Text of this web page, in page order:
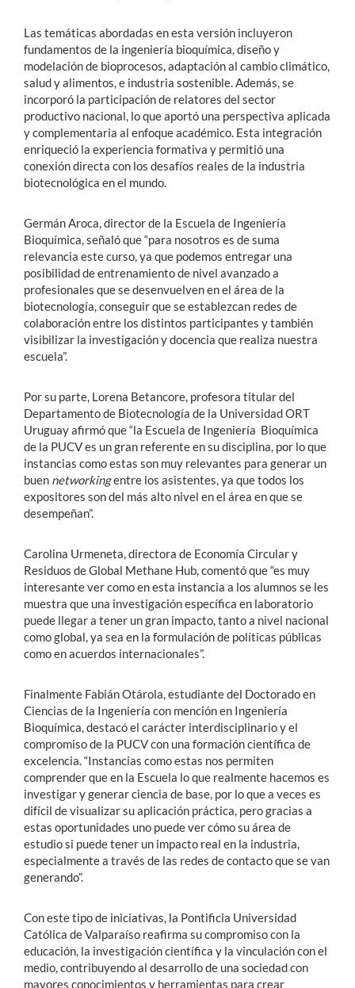
Las temáticas abordadas en esta versión incluyeron
fundamentos de la ingeniería bioquímica, diseño y
modelación de bioprocesos, adaptación al cambio climático,
salud y alimentos, e industria sostenible. Además, se
incorporó la participación de relatores del sector
productivo nacional, lo que aportó una perspectiva aplicada
y complementaria al enfoque académico. Esta integración
enriqueció la experiencia formativa y permitió una
conexión directa con los desafíos reales de la industria
biotecnológica en el mundo.
Germán Aroca, director de la Escuela de Ingeniería
Bioquímica, señaló que “para nosotros es de suma
relevancia este curso, ya que podemos entregar una
posibilidad de entrenamiento de nivel avanzado a
profesionales que se desenvuelven en el área de la
biotecnología, conseguir que se establezcan redes de
colaboración entre los distintos participantes y también
visibilizar la investigación y docencia que realiza nuestra
escuela”.
Por su parte, Lorena Betancore, profesora titular del
Departamento de Biotecnología de la Universidad ORT
Uruguay afirmó que “la Escuela de Ingeniería Bioquímica
de la PUCV es un gran referente en su disciplina, por lo que
instancias como estas son muy relevantes para generar un
buen networkingentre los asistentes, ya que todos los
expositores son del más alto nivel en el área en que se
desempeñan”.
Carolina Urmeneta, directora de Economía Circular y
Residuos de Global Methane Hub, comentó que “es muy
interesante ver como en esta instancia a los alumnos se les
muestra que una investigación específica en laboratorio
puede llegar a tener un gran impacto, tanto a nivel nacional
como global, ya sea en la formulación de políticas públicas
como en acuerdos internacionales”.
Finalmente Fabián Otárola, estudiante del Doctorado en
Ciencias de la Ingeniería con mención en Ingeniería
Bioquímica, destacó el carácter interdisciplinario y el
compromiso de la PUCV con una formación científica de
excelencia. “Instancias como estas nos permiten
comprender que en la Escuela lo que realmente hacemos es
investigar y generar ciencia de base, por lo que a veces es
difícil de visualizar su aplicación práctica, pero gracias a
estas oportunidades uno puede ver cómo su área de
estudio si puede tener un impacto real en la industria,
especialmente a través de las redes de contacto que se van
generando”.
Con este tipo de iniciativas, la Pontificia Universidad
Católica de Valparaíso reafirma su compromiso con la
educación, la investigación científica y la vinculación con el
medio, contribuyendo al desarrollo de una sociedad con
mayores conocimientos y herramientas para crear